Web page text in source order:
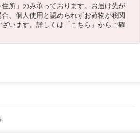
所」のみ承っております。お届け先が
、個人使用と認められずお荷物が税関
います。詳しくは「こちら 」からご確